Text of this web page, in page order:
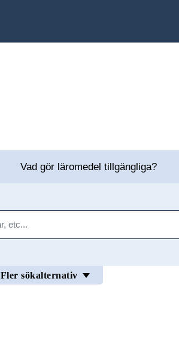
Vad gör läromedel tillgängliga?
Fler sökalternativ